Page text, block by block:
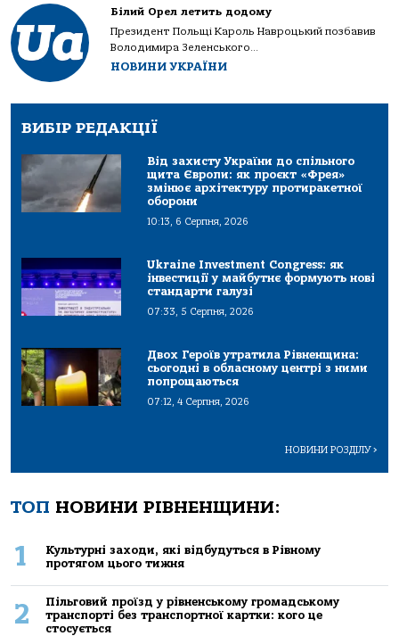
Білий Орел летить додому
Президент Польщі Кароль Навроцький позбавив
Володимира Зеленського...
НОВИНИ УКРАЇНИ
ВИБІР РЕДАКЦІЇ
Від захисту України до спільного
щита Європи: як проєкт «Фрея»
змінює архітектуру протиракетної
оборони
10:13, 6 Серпня, 2026
Ukraine Investment Congress: як
інвестиції у майбутнє формують нові
стандарти галузі
07:33, 5 Серпня, 2026
Двох Героїв утратила Рівненщина:
сьогодні в обласному центрі з ними
попрощаються
07:12, 4 Серпня, 2026
НОВИНИ РОЗДІЛУ>
ТОП НОВИНИ РІВНЕНЩИНИ:
1
Культурні заходи, які відбудуться в Рівному
протягом цього тижня
2
Пільговий проїзд у рівненському громадському
транспорті без транспортної картки: кого це
стосується